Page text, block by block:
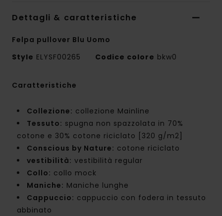
Dettagli & caratteristiche
Felpa pullover Blu Uomo
Style ELYSF00265 Codice colore bkw0
Caratteristiche
Collezione: collezione Mainline
Tessuto: spugna non spazzolata in 70%
cotone e 30% cotone riciclato [320 g/m2]
Conscious by Nature: cotone riciclato
vestibilità: vestibilità regular
Collo: collo mock
Maniche: Maniche lunghe
Cappuccio: cappuccio con fodera in tessuto
abbinato